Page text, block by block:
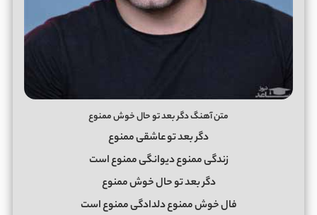
متن آهنگ دگر بعد تو حال خوش ممنوع
دگر بعد تو عاشقی ممنوع
زندگی ممنوع دیوانگی ممنوع است
دگر بعد تو حال خوش ممنوع
فال خوش ممنوع دلدادگی ممنوع است